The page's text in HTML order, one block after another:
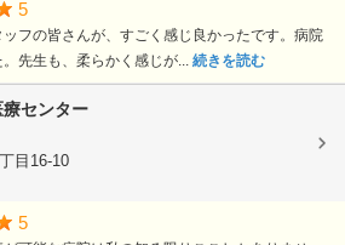
5
フの皆さんが、すごく感じ良かったです。病院
先生も、柔らかく感じが... 続きを読む
センター
目16-10
5